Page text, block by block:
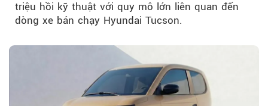
triệu hồi kỹ thuật với quy mô lớn liên quan đến
dòng xe bán chạy Hyundai Tucson.